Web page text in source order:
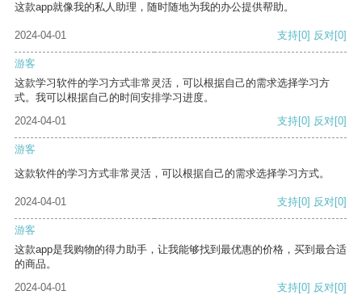
这款app就像我的私人助理，随时随地为我的办公提供帮助。
2024-04-01 支持[0] 反对[0]
游客
这款学习软件的学习方式非常灵活，可以根据自己的需求选择学习方
式。我可以根据自己的时间安排学习进度。
2024-04-01
支持[0] 反对[0]
游客
这款软件的学习方式非常灵活，可以根据自己的需求选择学习方式。
2024-04-01 支持[0] 反对[0]
游客
这款app是我购物的得力助手，让我能够找到最优惠的价格，买到最合适
的商品。
2024-04-01
支持[0] 反对[0]